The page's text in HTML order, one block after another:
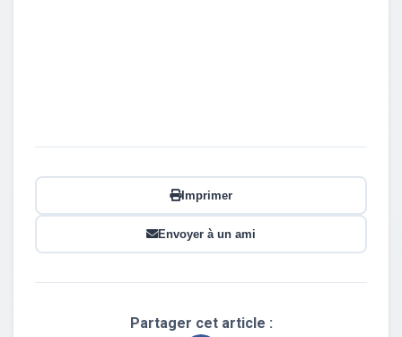
Imprimer
Envoyer à un ami
Partager cet article :